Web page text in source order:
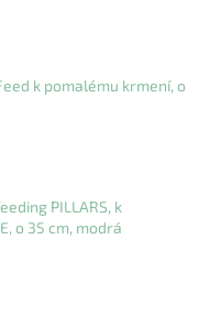
k pomalému krmení, o
PILLARS, k
o 35 cm, modrá